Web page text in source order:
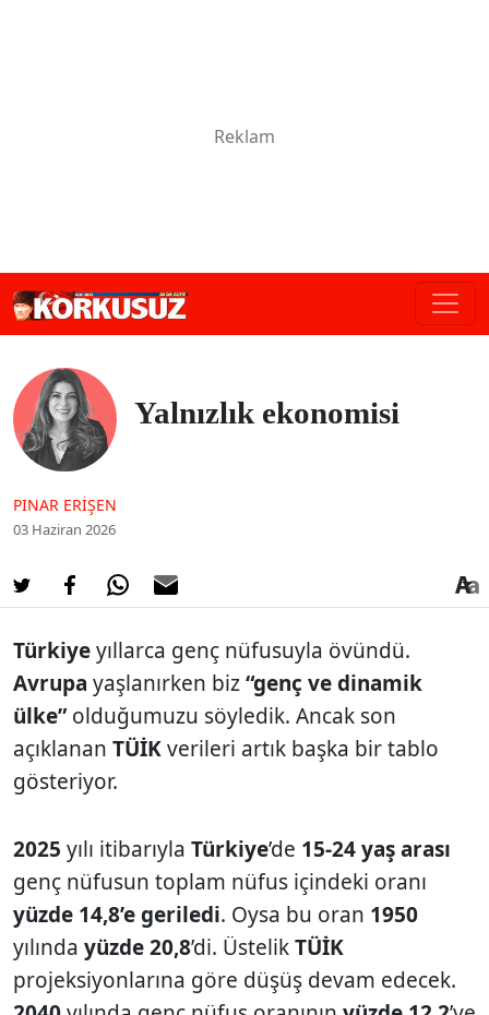
Yalnızlık ekonomisi
PINAR ERIŞEN
03 Haziran 2026
Türkiyeyıllarca genç nüfusuyla övündü.
Avrupa yaşlanırken biz“genç ve dinamik
ülke”olduğumuzu söyledik. Ancak son
açıklanan TÜİKverileri artık başka bir tablo
gösteriyor.
2025 yılı itibarıyla Türkiye’de 15-24 yaş arası
genç nüfusun toplam nüfus içindeki oranı
yüzde 14,8’e geriledi. Oysa bu oran 1950
yılında yüzde20,8’di. ÜstelikTÜİK
projeksiyonlarına göre düşüş devam edecek.